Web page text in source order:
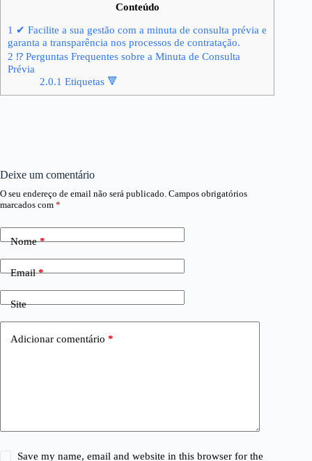
Conteúdo
1 ✔ Facilite a sua gestão com a minuta de consulta prévia e
garanta a transparência nos processos de contratação.
2 ⁉ Perguntas Frequentes sobre a Minuta de Consulta
Prévia
2.0.1 Etiquetas 🔻
Deixe um comentário
O seu endereço de email não será publicado. Campos obrigatórios
marcados com *
Nome*
Email*
Site
Adicionar comentário *
Save my name, email and website in this browser for the